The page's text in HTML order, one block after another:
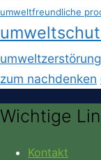
umweltfreundliche
umweltzerstörung
zum nachdenken
Wichtige
Kontakt